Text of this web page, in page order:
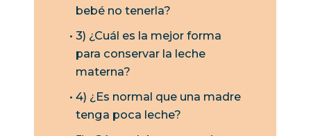
bebé no tenerla?
3) ¿Cuál es la mejor forma
para conservar la leche
materna?
4) ¿Es normal que una madre
tenga poca leche?